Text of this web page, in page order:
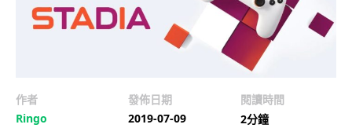
作者
Ringo
發佈日期
2019-07-09
閱讀時間
2分鐘